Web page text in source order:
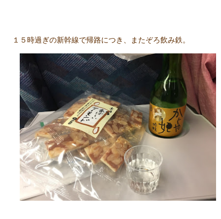
１５時過ぎの新幹線で帰路につき、またぞろ飲み鉄。